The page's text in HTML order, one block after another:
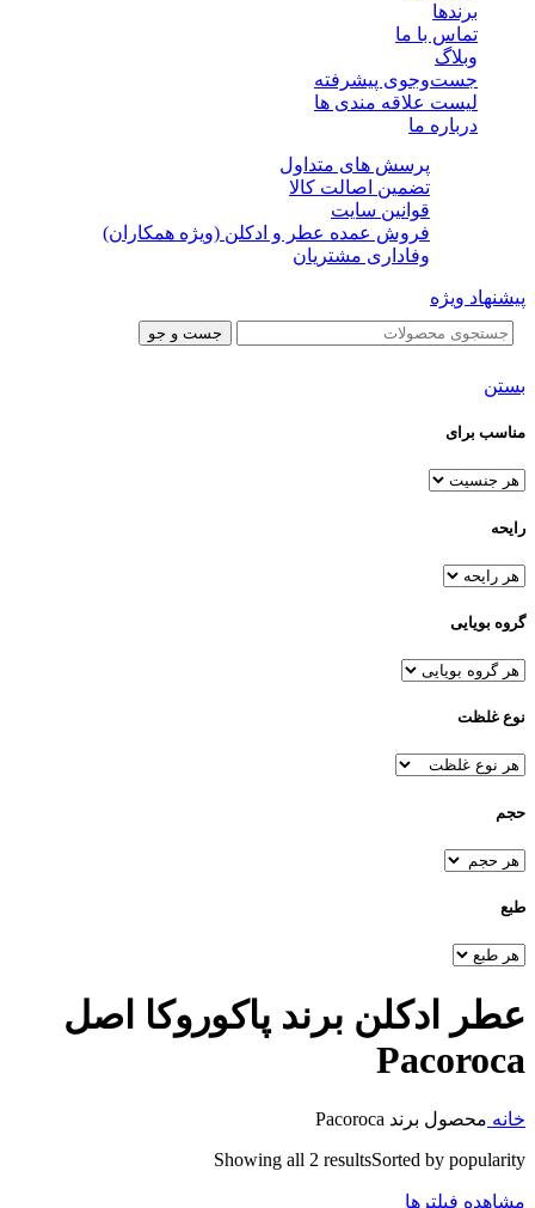
برندها
تماس با ما
وبلاگ
جست‌وجوی پیشرفته
لیست علاقه مندی ها
درباره ما
پرسش های متداول
تضمین اصالت کالا
قوانین سایت
فروش عمده عطر و ادکلن (ویژه همکاران)
وفاداری مشتریان
پیشنهاد ویژه
جست و جو
بستن
مناسب برای
رایحه
گروه بویایی
نوع غلظت
حجم
طبع
عطر ادکلن برند پاکوروکا اصل
Pacoroca
خانه محصول برند Pacoroca
Showing all 2 resultsSorted by popularity
مشاهده فیلترها